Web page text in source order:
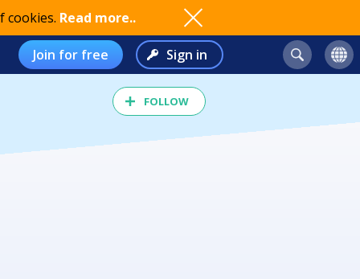
cookies. Read more..
Join for free Sign in
FOLLOW